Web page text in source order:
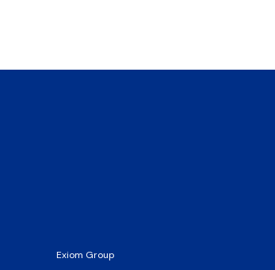
Exiom Group